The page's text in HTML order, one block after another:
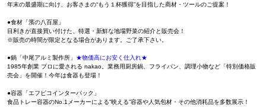
年末の最盛期に向け、お客さまの“もう１杯獲得”を目指した商材・ツールのご提案！
●食材「濱の八百屋」
目利きが直接買い付けた、特選・新鮮な地場野菜の紹介と販売会！
※販売の時間が限定となる場合があります。ご了承下さい。
●鍋「中尾アルミ製作所」 ★物価高にお安く仕入れ★
1985年創業 プロに愛される nakao。業務用厨房鍋、フライパン、調理小物など「特別価格販
売会」を開催！今年は食器も登場！
●容器「エフピコインターパック」
食品トレー容器のNo.1メーカーによる‟映える”容器や人気包材・その他消耗品を多数展示！